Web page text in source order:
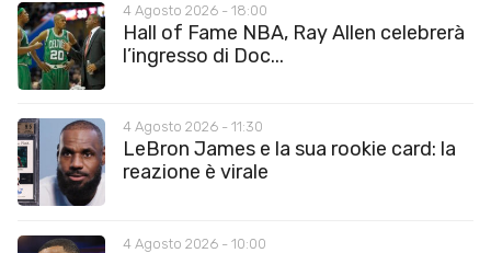
4 Agosto 2026 - 18:00
Hall of Fame NBA, Ray Allen celebrerà
l’ingresso di Doc...
4 Agosto 2026 - 11:30
LeBron James e la sua rookie card: la
reazione è virale
4 Agosto 2026 - 10:00